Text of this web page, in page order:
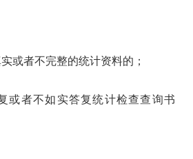
者不完整的统计资料的；
者不如实答复统计检查查询书